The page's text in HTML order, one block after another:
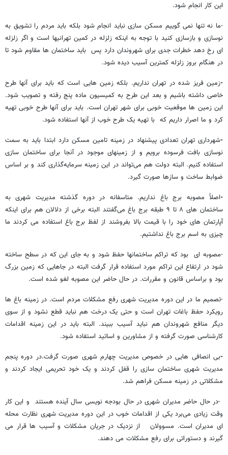
این کار انجام شود.
-ما نه تنها نمی گوییم مسکن سازی نباید انجام شود بلکه باید مردم را تشویق به
نوسازی و بازسازی کنید با توجه به اینکه زلزله در کمین تهرانیها است و اگر زلزله
ای رخ دهد خطرات جدی برای شهروندان دارد پس باید ساختمان ها مقاوم شود تا
در هنگام بروز زلزله کمترین آسیب دیده شود.
-زمین فریز شده در تهران نداریم. بلکه زمین هایی است که باید برای آنها طرح
خاصی داشته باشیم و بعد این طرح به کمیسیون ماده پنج رفته و تصویب شود.
این زمین ها موقعیت خوبی برای شهر تهران است. باید برای آنها طرح خوبی تهیه
کرد و ما اصرار داریم که با تهیه یک طرح خوب از آنها استفاده شود.
-شهرداری تهران تعدادی پیشنهاد در زمینه تامین مسکن دارد ابتدا باید به سمت
نوسازی بافت فرسوده برویم و از زمینهای موجود در آنجا برای ساختمان سازی
استفاده کنیم. البته دولت هم می‌تواند در این زمینه سرمایه‌گذاری کند و بر اساس
ضوابط ساخت و سازها صورت گیرد.
-اصلاً مصوبه برج باغ نداریم. متاسفانه در دوره گذشته مدیریت شهری به
ساختمان های ۸ تا ۹ طبقه برج باغ می‌گفتند البته برخی از دلالان هم برای اینکه
آپارتمان های خود را با قیمت بالا بفروشند از لفظ برج باغ استفاده می کردند ما
چیزی به اسم برج باغ نداشتیم.
-مصوبه ای بود که تراکم ساختمانها حفظ شود و به جای این که در سطح ساخته
شود در ارتفاع این تراکم مورد استفاده قرار گرفت البته در جاهایی که زمین بزرگ
بود و براساس قانون و مقررات. در حال حاضر این مصوبه لغو شده است.
-تصمیم ما در این دوره مدیریت شهری رفع مشکلات مردم است. در زمینه باغ ها
رویکرد حفظ باغات تهران است و حتی یک درخت هم نباید قطع نشود و از سوی
دیگر منافع شهروندان هم نباید آسیب ببیند. البته باید در این زمینه اقدامات
کارشناسی صورت گرفته و از مشاورین و اساتید استفاده شود.
-بی انصافی هایی در خصوص مدیریت چهارم شهری صورت گرفت.در دوره پنجم
مدیریت شهری ساختمان سازی را قفل کردند و یک خود تحریمی ایجاد کردند و
مشکلاتی در زمینه مسکن فراهم شد.
-در حال حاضر مدیران شهری در حال بودجه نویسی سال آینده هستند و این کار
وقت زیادی می‌برد یکی از اقدامات خوب در این دوره مدیریت شهری نظارت محله
ای مدیران است. مسوولان از نزدیک در جریان مشکلات و آسیب ها قرار می
گیرند و دستوراتی برای رفع مشکلات می دهند.